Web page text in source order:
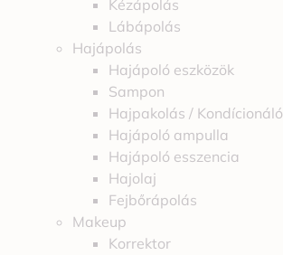
Kézápolás
Lábápolás
Hajápolás
Hajápoló eszközök
Sampon
Hajpakolás / Kondícionáló
Hajápoló ampulla
Hajápoló esszencia
Hajolaj
Fejbőrápolás
Makeup
Korrektor